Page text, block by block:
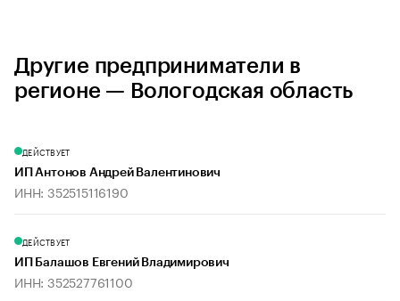
Другие предприниматели в
регионе — Вологодская область
ДЕЙСТВУЕТ
ИП Антонов Андрей Валентинович
ИНН: 352515116190
ДЕЙСТВУЕТ
ИП Балашов Евгений Владимирович
ИНН: 352527761100